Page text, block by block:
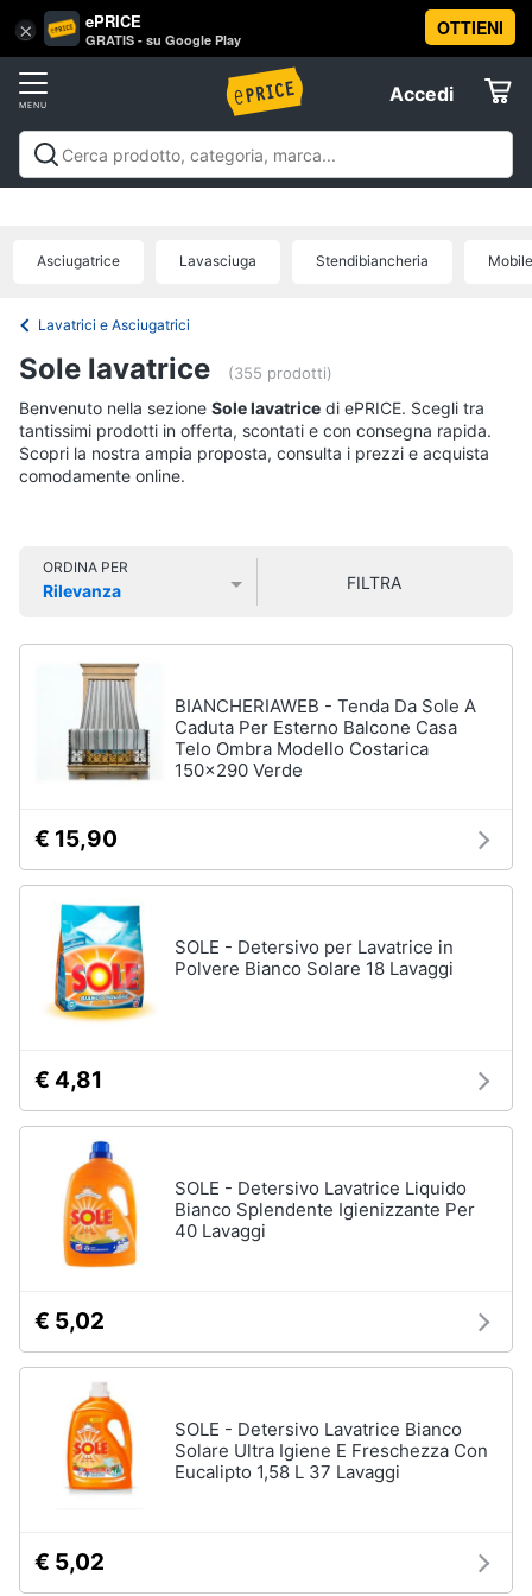
× ePRICE
GRATIS - su Google Play
OTTIENI
Accedi
Accedi
Registrati
Offerte
Tv
e
Home
Cinema
home
Audio
e
musica
Arredo
Brico
e
Giardinaggio
e
igiene
Beauty
Giocattoli
infanzia
Fotografia
Casalinghi
Sport
Vai
al
Elettrodomestici
Frigoriferi
Cantinetta
Frigoriferi
a
Frigorifero
combinato
Asciugatrici
Asciugatrice
Lavatrice
Lavatrice
Lavasciuga
Lavastoviglie
Incasso
Lavastoviglie
Bosch
Lavastoviglie
Whirlpool
Lavastoviglie
installazione
tutti
cottura
microonde
stiroElettrodomestici in Cucina
Piccoli
industrialiElettrodomestici in offerta
Asciugatrice Lavasciuga Stendibiancheria
Lavatrici e Asciugatrici
Sole lavatrice (355 prodotti)
Benvenuto nella sezione Sole lavatrice di ePRICE. Scegli tra
tantissimi prodotti in offerta, scontati e con consegna rapida.
Scopri la nostra ampia proposta, consulta i prezzi e acquista
comodamente online.
ORDINA PER
Rilevanza
FILTRA
BIANCHERIAWEB - Tenda Da Sole A
Caduta Per Esterno Balcone Casa
Telo Ombra Modello Costarica
150x290 Verde
€ 15,90
SOLE - Detersivo per Lavatrice in
Polvere Bianco Solare 18 Lavaggi
€ 4,81
SOLE - Detersivo Lavatrice Liquido
Bianco Splendente Igienizzante Per
40 Lavaggi
€ 5,02
SOLE - Detersivo Lavatrice Bianco
Solare Ultra Igiene E Freschezza Con
Eucalipto 1,58 L 37 Lavaggi
€ 5,02